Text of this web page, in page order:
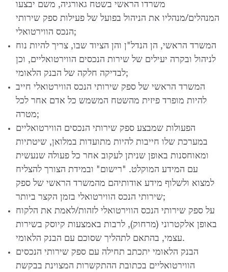
משרדו הראשי בשטח גאורגיה, משם יבצעו
המנהלים/מנהליו את הניהול בפועל של פעילות ספק שירותי
הנכס הווירטואלי;
המשרד הראשי, הן הנדל"ן והן הציוד שבו, צריך להיות נוח
לניהול ובקרה יעילים של שירות הנכסים הווירטואליים, וכן
לבדיקה חלקה של הבנק הלאומי;
המשרד הראשי של ספק שירותי הנכס הווירטואלי חייב
להיות מופרד פיזית מהשטח המשמש כל אדם אחר לכל
מטרה;
הפעולות שמבצע ספק שירותי הנכסים הווירטואליים
במערכת שלו חייבות להיות מתועדות במלואן, שיטתיות
ומאוחסנות באופן שניתן לעקוב אחר כל פעולה שנעשית
עם המידע המוקלט. "רישום" ובמידת הצורך להצליח
למצוא ולשלוף מידע אודותיהם מהמשרד הראשי של ספק
שירותי הנכס הווירטואלי בזמן הקצר ביותר;
על ספק שירותי הנכס הווירטואלי לזהות/לאמת את הלקוח
באופן אלקטרוני (מרחוק), לרבות באמצעות קיוסק בשירות
עצמי, בהתאם לתהליך שסוכם עם הבנק הלאומי.
הבנק הלאומי יתכתב תחילה עם ספק שירותי הנכסים
הווירטואליים בכתובת ההתקשרות המצוינת בבקשת